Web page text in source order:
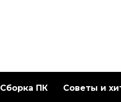
Сборка ПК Советы и